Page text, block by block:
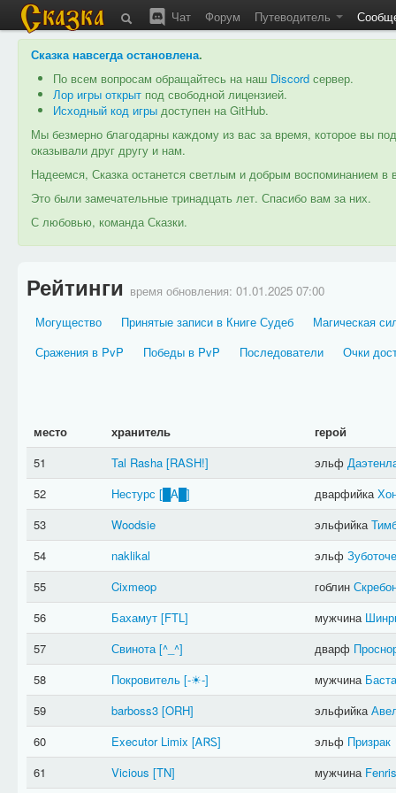
Чат Форум Путеводитель
Сказка навсегда остановлена.
По всем вопросам обращайтесь на наш Discord сервер.
Лор игры открыт под свободной лицензией.
Исходный код игры доступен на GitHub.
Мы безмерно благодарны каждому из вас за время, которое вы
оказывали друг другу и нам.
Надеемся, Сказка останется светлым и добрым воспоминанием
Это были замечательные тринадцать лет. Спасибо вам за них.
С любовью, команда Сказки.
Рейтинги время обновления: 01.01.2025 07:00
Могущество
Принятые записи в Книге Судеб
Магическая
Сражения в PvP
Победы в PvP Последователи Очки
место хранитель
герой
51
Tal Rasha [RASH!] эльф
52
Нестурс [█A█] дварфийка
53
Woodsie эльфийка
54
naklikal эльф
55
Cixmeop гоблин
56
Бахамут [FTL] мужчина
57
Свинота [^_^] дварф
58
Покровитель [-☀-] мужчина
59
barboss3 [ORH] эльфийка
60
Executor Limix [ᎪᏒᏚ] эльф Призрак
61
Vicious [TN] мужчина Fenris